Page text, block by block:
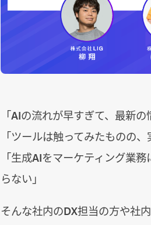
「AIの流れが早すぎて、最新
「ツールは触ってみたものの
「生成AIをマーケティング業
らない」
そんな社内のDX担当の方や社